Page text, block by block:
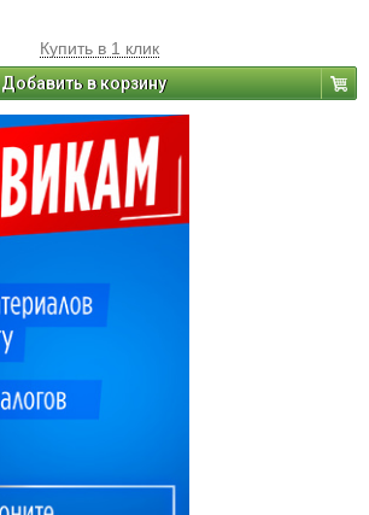
Купить в 1 клик
Добавить в корзину